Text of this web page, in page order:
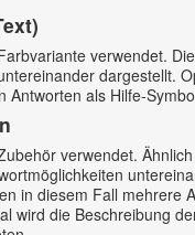
verwendet.
dargestellt.
Antworten als Hilfe-
verwendet.
in diesem Fall mehrere
wird die Beschreibung